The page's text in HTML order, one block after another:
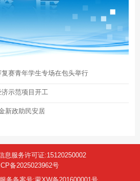
赛青年学生专场在包头举行
示范项目开工
新政助民安居
息服务许可证:15120250002
备2025023962号